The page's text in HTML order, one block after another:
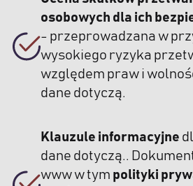
osobowych dla ich
- przeprowadzana w
wysokiego ryzyka
względem praw i
dane dotyczą.
Klauzule informacyjne
dane dotyczą..
www w tym polityki